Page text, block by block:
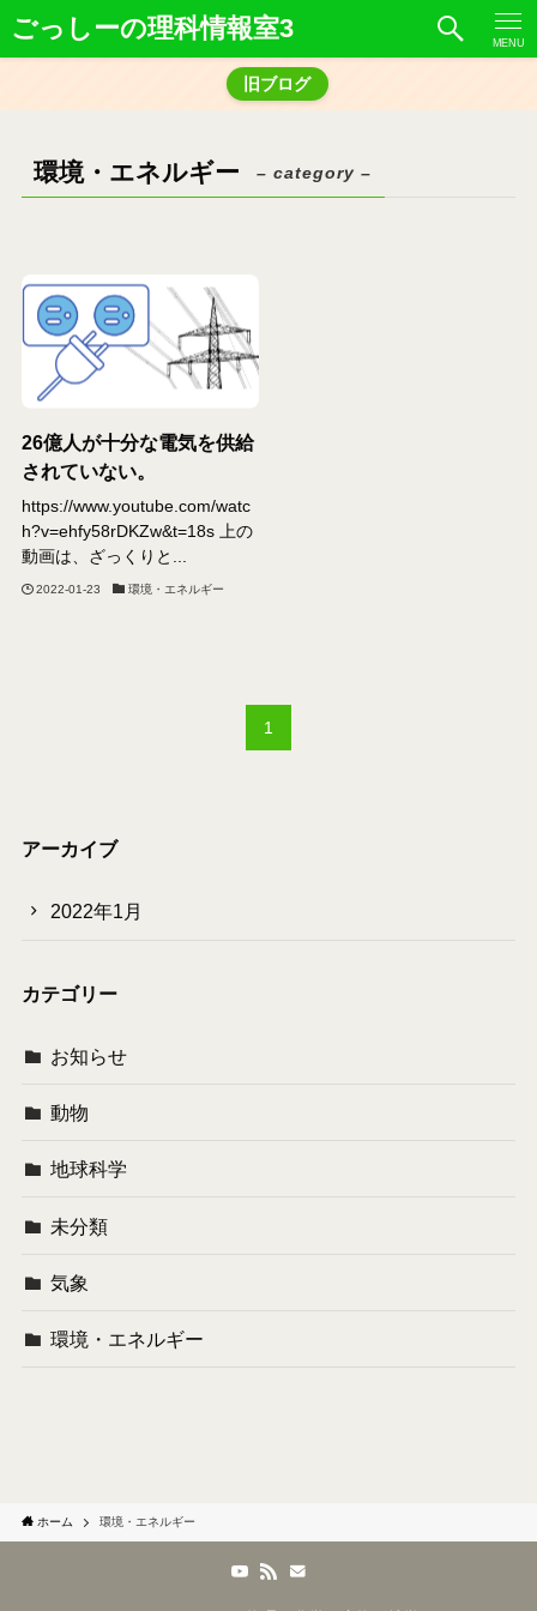
ごっしーの理科情報室3 MENU
旧ブログ
環境・エネルギー – category –
26億人が十分な電気を供給
されていない。
https://www.youtube.com/watc
h?v=ehfy58rDKZw&t=18s 上の
動画は、ざっくりと...
2022-01-23 環境・エネルギー
1
アーカイブ
2022年1月
カテゴリー
お知らせ
動物
地球科学
未分類
気象
環境・エネルギー
ホーム 環境・エネルギー